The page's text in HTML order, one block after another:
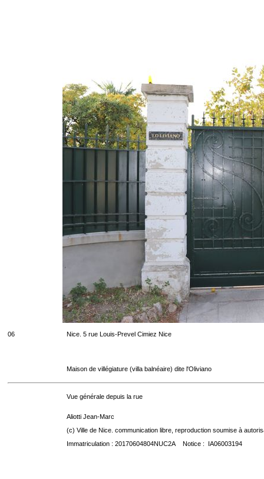
06 Nice. 5 rue Louis-Prevel Cimiez Nice
Maison de villégiature (villa balnéaire) dite l'Oliviano
Vue générale depuis la rue
Aliotti Jean-Marc
(c) Ville de Nice. communication libre, reproduction soumise à
Immatriculation : 20170604804NUC2A Notice : IA06003194